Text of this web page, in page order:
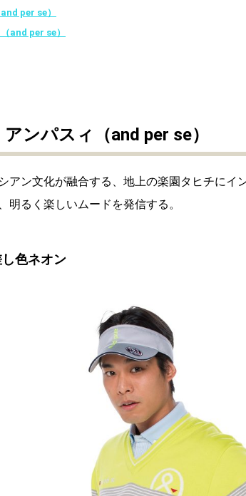
per se）
and per se）
ンパスィ（and per se）
アン文化が融合する、地上の楽園タヒチにイ
明るく楽しいムードを発信する。
色ネオン